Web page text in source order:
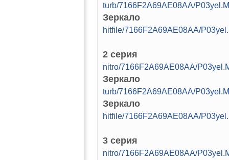
turb/7166F2A69AE08AA/
Зеркало
hitfile/7166F2A69AE08AA/
2 серия
nitro/7166F2A69AE08AA/
Зеркало
turb/7166F2A69AE08AA/
Зеркало
hitfile/7166F2A69AE08AA/
3 серия
nitro/7166F2A69AE08AA/